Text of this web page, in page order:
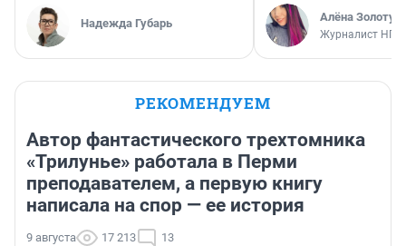
Надежда Губарь Алёна
Журналист НГС
РЕКОМЕНДУЕМ
Автор фантастического трехтомника
«Трилунье» работала в Перми
преподавателем, а первую книгу
написала на спор — ее история
9 августа 17 213 13